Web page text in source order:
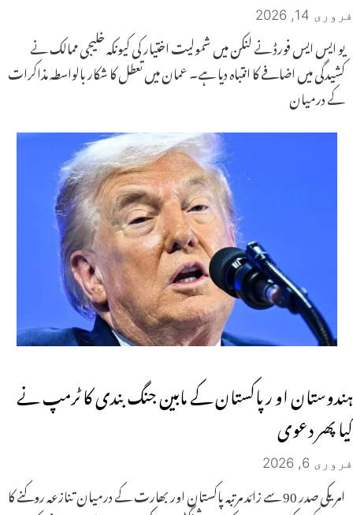
فروری 14, 2026
یو ایس ایس فورڈ نے لنکن میں شمولیت اختیار کی کیونکہ خلیجی ممالک نے
کشیدگی میں اضافے کا انتباہ دیا ہے۔ عمان میں تعطل کا شکار بالواسطہ مذاکرات
کے درمیان
ہندوستان او ر پاکستان کے مابین جنگ بندی کا ٹرمپ نے
کیا پھر دعوی
فروری 6, 2026
امریکی صدر 90 سے زائد مرتبہ پاکستان اور بھارت کے درمیان تنازعہ روکنے کا